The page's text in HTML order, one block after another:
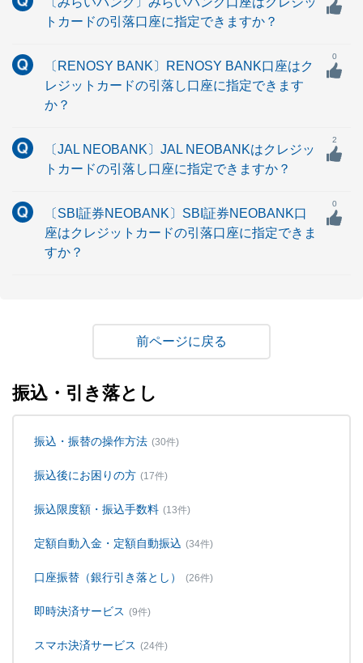
トカードの引落口座に指定できますか？
〔RENOSY BANK〕RENOSY BANK口座はク
レジットカードの引落し口座に指定できます
か？
0
〔JAL NEOBANK〕JAL NEOBANKはクレジッ
トカードの引落し口座に指定できますか？
2
〔SBI証券NEOBANK〕SBI証券NEOBANK口
座はクレジットカードの引落口座に指定できま
すか？
0
戻る
振込・引き落とし
振込・振替の操作方法 (30件)
振込後にお困りの方 (17件)
振込限度額・振込手数料 (13件)
定額自動入金・定額自動振込 (34件)
口座振替（銀行引き落とし） (26件)
即時決済サービス (9件)
スマホ決済サービス (24件)